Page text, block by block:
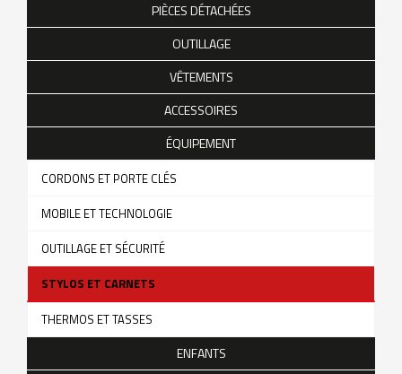
PIÈCES DÉTACHÉES
OUTILLAGE
VÊTEMENTS
ACCESSOIRES
ÉQUIPEMENT
CORDONS ET PORTE CLÉS
MOBILE ET TECHNOLOGIE
OUTILLAGE ET SÉCURITÉ
STYLOS ET CARNETS
THERMOS ET TASSES
ENFANTS